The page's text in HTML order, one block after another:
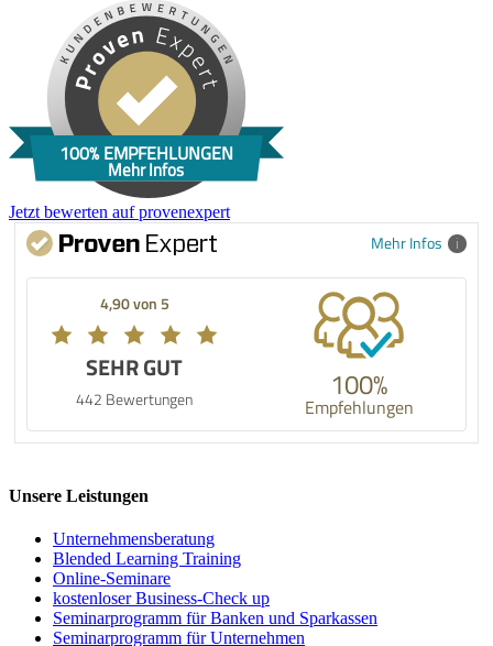
100% EMPFEHLUNGEN
Mehr Infos
Jetzt bewerten auf provenexpert
Mehr Infos
4,90 von 5
SEHR GUT
442 Bewertungen 100%
Empfehlungen
Unsere Leistungen
Unternehmens­beratung
Blended Learning Training
Online-Seminare
kostenloser Business-Check up
Seminarprogramm für Banken und Sparkassen
Seminarprogramm für Unternehmen